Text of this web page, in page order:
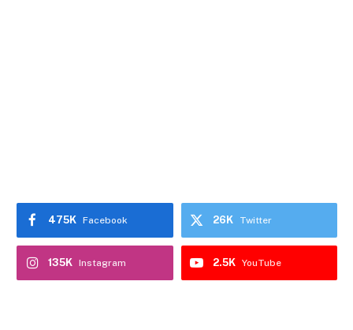
Facebook
475K Twitter
26K
Instagram
135K YouTube
2.5K